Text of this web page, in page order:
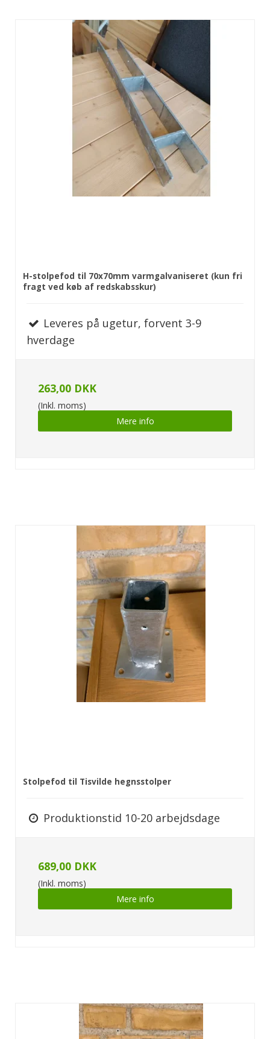
H-stolpefod til 70x70mm varmgalvaniseret (kun fri
fragt ved køb af redskabsskur)
Leveres på ugetur, forvent 3-9
hverdage
263,00 DKK
(Inkl. moms)
Mere info
Stolpefod til Tisvilde hegnsstolper
Produktionstid 10-20 arbejdsdage
689,00 DKK
(Inkl. moms)
Mere info